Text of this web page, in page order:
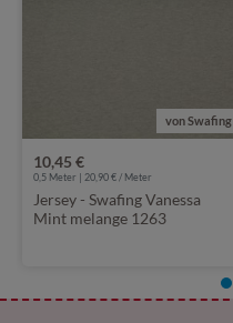
von Swafing
10,45 €
0,5 Meter | 20,90 € / Meter
Jersey - Swafing Vanessa
Mint melange 1263